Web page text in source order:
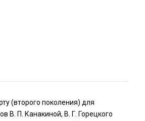
(второго поколения) для
В. П. Канакиной, В. Г. Горецкого